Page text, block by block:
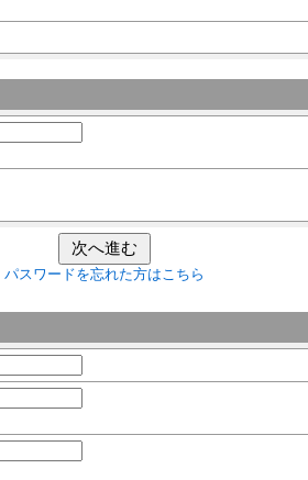
パスワードを忘れた方はこちら